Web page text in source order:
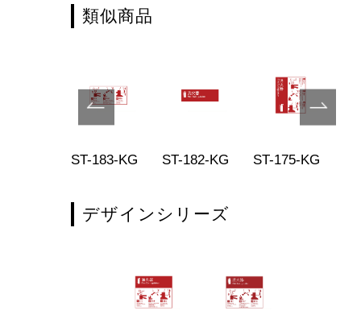
類似商品
ST-183-KG ST-182-KG ST-175-KG
デザインシリーズ